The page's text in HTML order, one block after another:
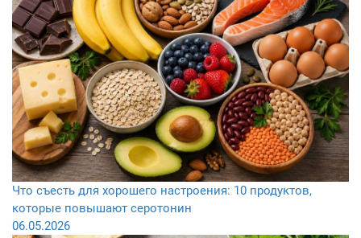
Что съесть для хорошего настроения: 10 продуктов,
которые повышают серотонин
06.05.2026